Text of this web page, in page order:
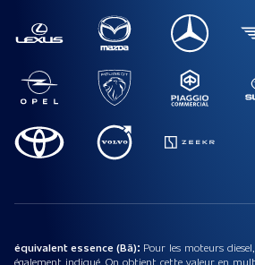
équivalent essence (Bä): Pour les moteurs
également indiqué. On obtient cette valeur en